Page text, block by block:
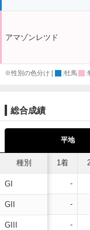
アマゾンレツド
※性別の色分け [ :牡馬 :
総合成績
平地
種別
GI
GII
GIII
1着
-
-
-